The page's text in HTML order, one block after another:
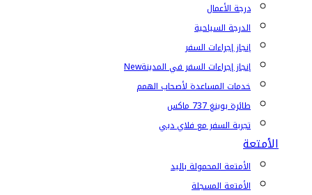
درجة الأعمال
الدرجة السياحية
إنجاز إجراءات السفر
إنجاز إجراءات السفر في المدينةNew
خدمات المساعدة لأصحاب الهمم
طائرة بوينغ 737 ماكس
تجربة السفر مع فلاي دبي
الأمتعة
الأمتعة المحمولة باليد
الأمتعة المسجلة